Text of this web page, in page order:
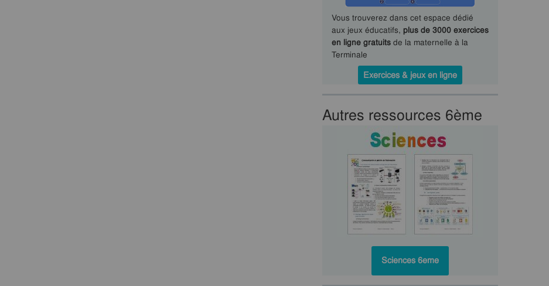
Vous trouverez dans cet espace dédié
aux jeux éducatifs, plus de 3000 exercices
en ligne gratuitsde la maternelle à la
Terminale
Exercices & jeux en ligne
Autres ressources 6ème
Sciences 6eme